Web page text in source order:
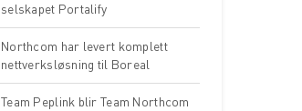
selskapet Portalify
Northcom har levert komplett
nettverksløsning til Boreal
Team Peplink blir Team Northcom